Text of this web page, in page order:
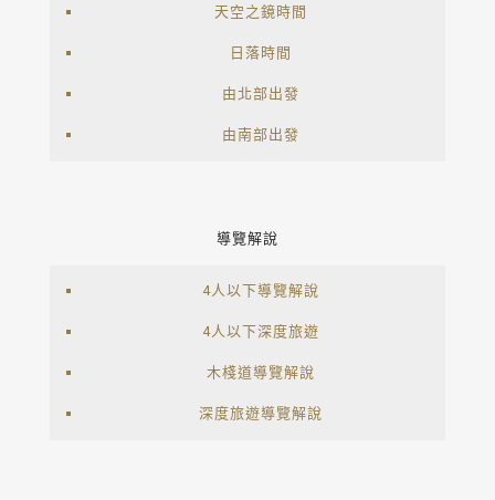
天空之鏡時間
日落時間
由北部出發
由南部出發
導覽解說
4人以下導覽解說
4人以下深度旅遊
木棧道導覽解說
深度旅遊導覽解說